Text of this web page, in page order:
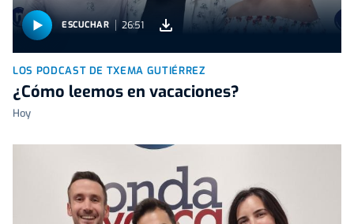
ESCUCHAR 26:51
LOS PODCAST DE TXEMA GUTIÉRREZ
¿Cómo leemos en vacaciones?
Hoy